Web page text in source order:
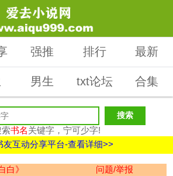
强推 排行 最新
男生 txt论坛 合集
书名关键字，宁可少字!
友互动分享平台-查看详细>>
白》
问题/举报